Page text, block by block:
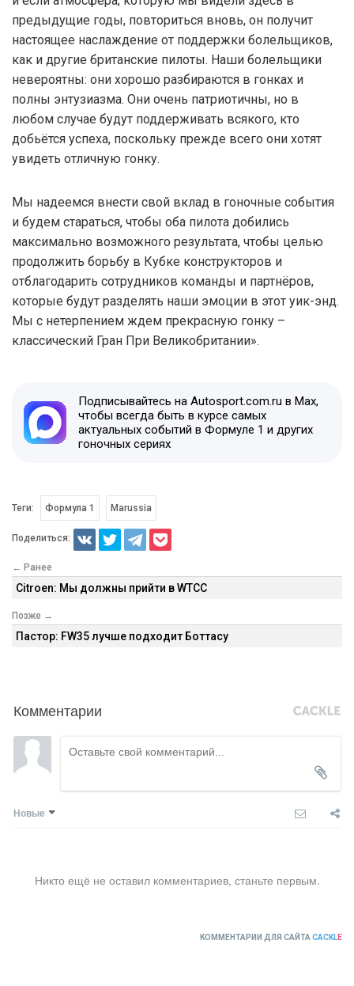
предыдущие годы, повториться вновь, он получит
настоящее наслаждение от поддержки болельщиков,
как и другие британские пилоты. Наши болельщики
невероятны: они хорошо разбираются в гонках и
полны энтузиазма. Они очень патриотичны, но в
любом случае будут поддерживать всякого, кто
добьётся успеха, поскольку прежде всего они хотят
увидеть отличную гонку.
Мы надеемся внести свой вклад в гоночные события
и будем стараться, чтобы оба пилота добились
максимально возможного результата, чтобы целью
продолжить борьбу в Кубке конструкторов и
отблагодарить сотрудников команды и партнёров,
которые будут разделять наши эмоции в этот уик-энд.
Мы с нетерпением ждем прекрасную гонку –
классический Гран При Великобритании».
Подписывайтесь на Autosport.com.ru в Max,
чтобы всегда быть в курсе самых
актуальных событий в Формуле 1 и других
гоночных сериях
Теги: Формула 1 Marussia
Поделиться:
← Ранее
Citroen: Мы должны прийти в WTCC
Позже →
Пастор: FW35 лучше подходит Боттасу
Комментарии
Новые
Никто ещё не оставил комментариев, станьте первым.
КОММЕНТАРИИ ДЛЯ САЙТА CACKLE